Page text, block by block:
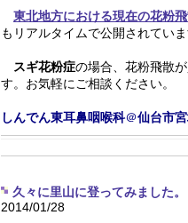
東北地方における現在の花粉
もリアルタイムで公開されてい
スギ花粉症の場合、花粉飛散
す。お気軽にご相談ください。
しんでん東耳鼻咽喉科＠仙台市
久々に里山に登ってみました。
2014/01/28